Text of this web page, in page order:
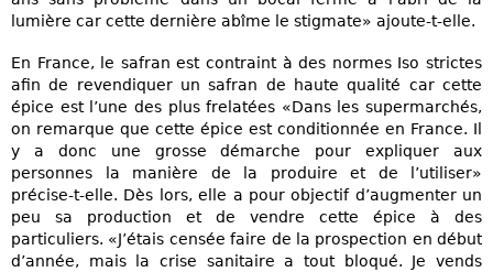
lumière car cette dernière abîme le stigmate» ajoute-t-elle.
En France, le safran est contraint à des normes Iso strictes
afin de revendiquer un safran de haute qualité car cette
épice est l’une des plus frelatées «Dans les supermarchés,
on remarque que cette épice est conditionnée en France. Il
y a donc une grosse démarche pour expliquer aux
personnes la manière de la produire et de l’utiliser»
précise-t-elle. Dès lors, elle a pour objectif d’augmenter un
peu sa production et de vendre cette épice à des
particuliers. «J’étais censée faire de la prospection en début
d’année, mais la crise sanitaire a tout bloqué. Je vends